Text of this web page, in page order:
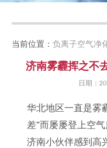
当前位置： 负离子空气净
济南雾霾挥之不
日期：
华北地区一直是雾
差”而屡屡登上空
济南小伙伴感到高